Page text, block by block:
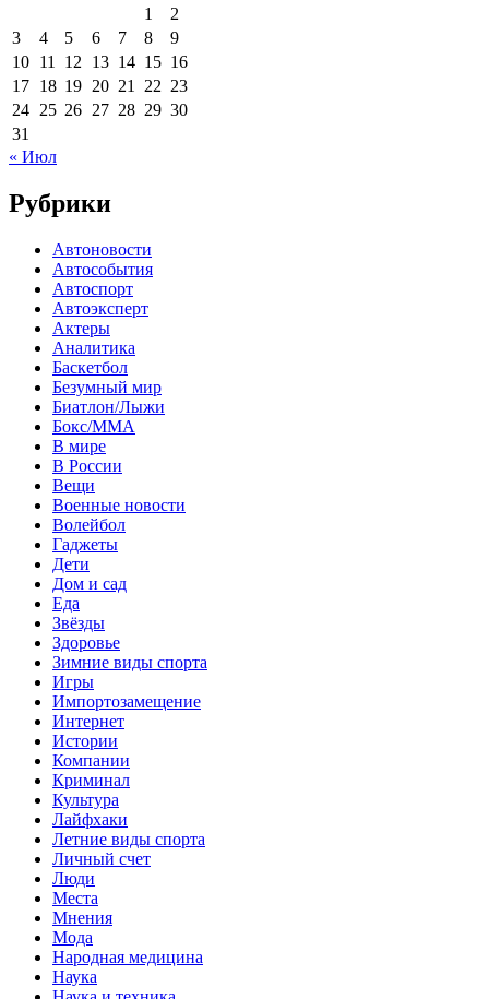
1
2
3
4 5 6 7 8
9
10 11 12 13 14 15 16
17 18 19 20 21 22 23
24 25 26 27 28 29 30
31
« Июл
Рубрики
Автоновости
Автособытия
Автоспорт
Автоэксперт
Актеры
Аналитика
Баскетбол
Безумный мир
Биатлон/Лыжи
Бокс/MMA
В мире
В России
Вещи
Военные новости
Волейбол
Гаджеты
Дети
Дом и сад
Еда
Звёзды
Здоровье
Зимние виды спорта
Игры
Импортозамещение
Интернет
Истории
Компании
Криминал
Культура
Лайфхаки
Летние виды спорта
Личный счет
Люди
Места
Мнения
Мода
Народная медицина
Наука